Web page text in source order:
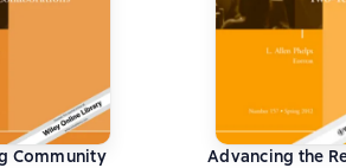
Community
Advancing the